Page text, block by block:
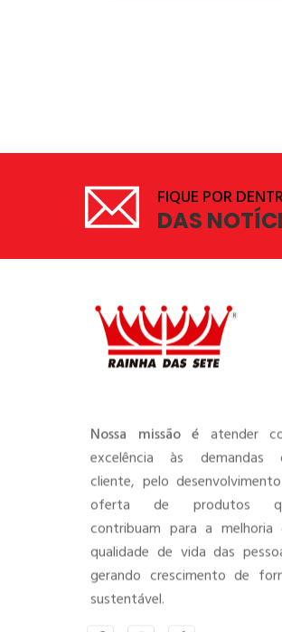
FIQUE POR
DAS
Nossa missão é atender
excelência às demandas
cliente, pelo
oferta de produtos
contribuam para a melhoria
qualidade de vida das
gerando crescimento de
sustentável.